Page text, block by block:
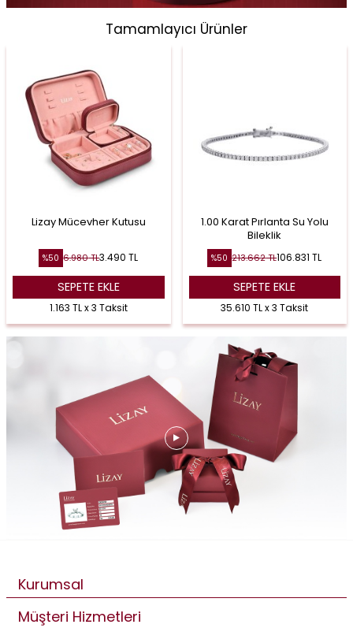
Tamamlayıcı Ürünler
Lizay Mücevher Kutusu
%50 6.980TL3.490 TL
SEPETE EKLE
1.163 TL x 3 Taksit
1.00 Karat Pırlanta Su Yolu
Bileklik
%50 213.662TL106.831 TL
SEPETE EKLE
35.610 TL x 3 Taksit
Kurumsal
Müşteri Hizmetleri